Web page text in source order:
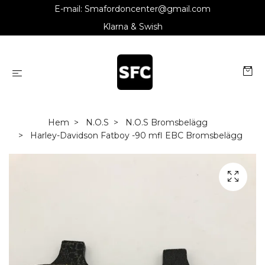
E-mail: Smafordoncenter@gmail.com
Klarna & Swish
Hem N.O.S
N.O.S Bromsbelägg
Harley-Davidson Fatboy -90 mfl EBC Bromsbelägg